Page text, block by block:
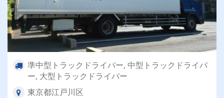
準中型トラックドライバー, 中型トラックドライバ
ー, 大型トラックドライバー
東京都江戸川区